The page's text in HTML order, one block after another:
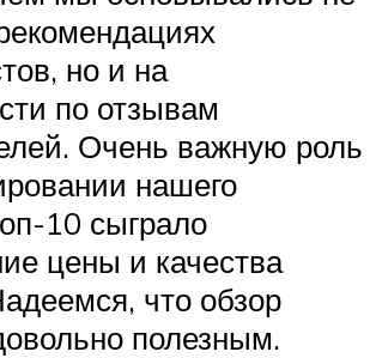
но и на
по отзывам
Очень важную роль
нашего
10 сыграло
цены и качества
что обзор
полезным.